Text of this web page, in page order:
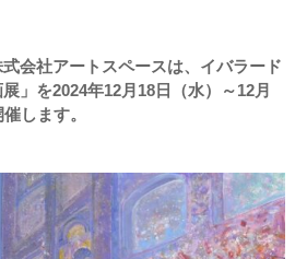
会社アートスペースは、イバラード
」を2024年12月18日（水）～12月
します。